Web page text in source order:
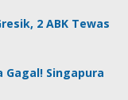
2 ABK Tewas
Gagal! Singapura